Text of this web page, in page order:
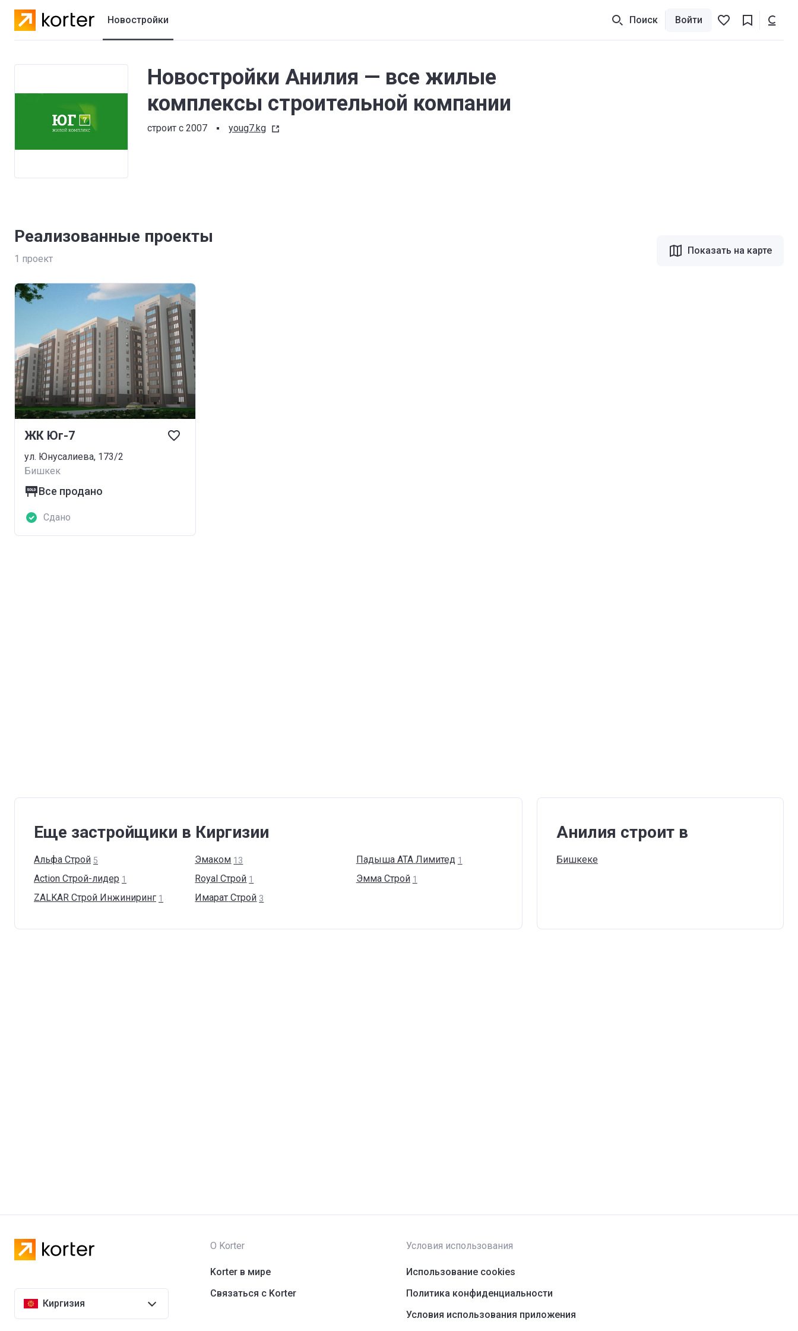
Новостройки
Жилые комплексы
Коттеджные городки
Застройщики
Поиск Войти
Новостройки Анилия — все жилые
комплексы строительной компании
строит с 2007 youg7.kg
Реализованные проекты
1 проект
Показать на карте
ЖК Юг-7
ул. Юнусалиева, 173/2
Бишкек
Все продано
Сдано
Еще застройщики в Киргизии
Альфа Строй 5 Эмаком 13 Падыша АТА Лимитед 1
Action Cтрой-лидер 1 Royal Cтрой 1 Эмма Строй 1
ZALKAR Строй Инжиниринг 1 Имарат Строй 3
Анилия строит в
Бишкеке
Киргизия
О Korter
Korter в мире
Связаться с Korter
Условия использования
Использование cookies
Политика конфиденциальности
Условия использования приложения